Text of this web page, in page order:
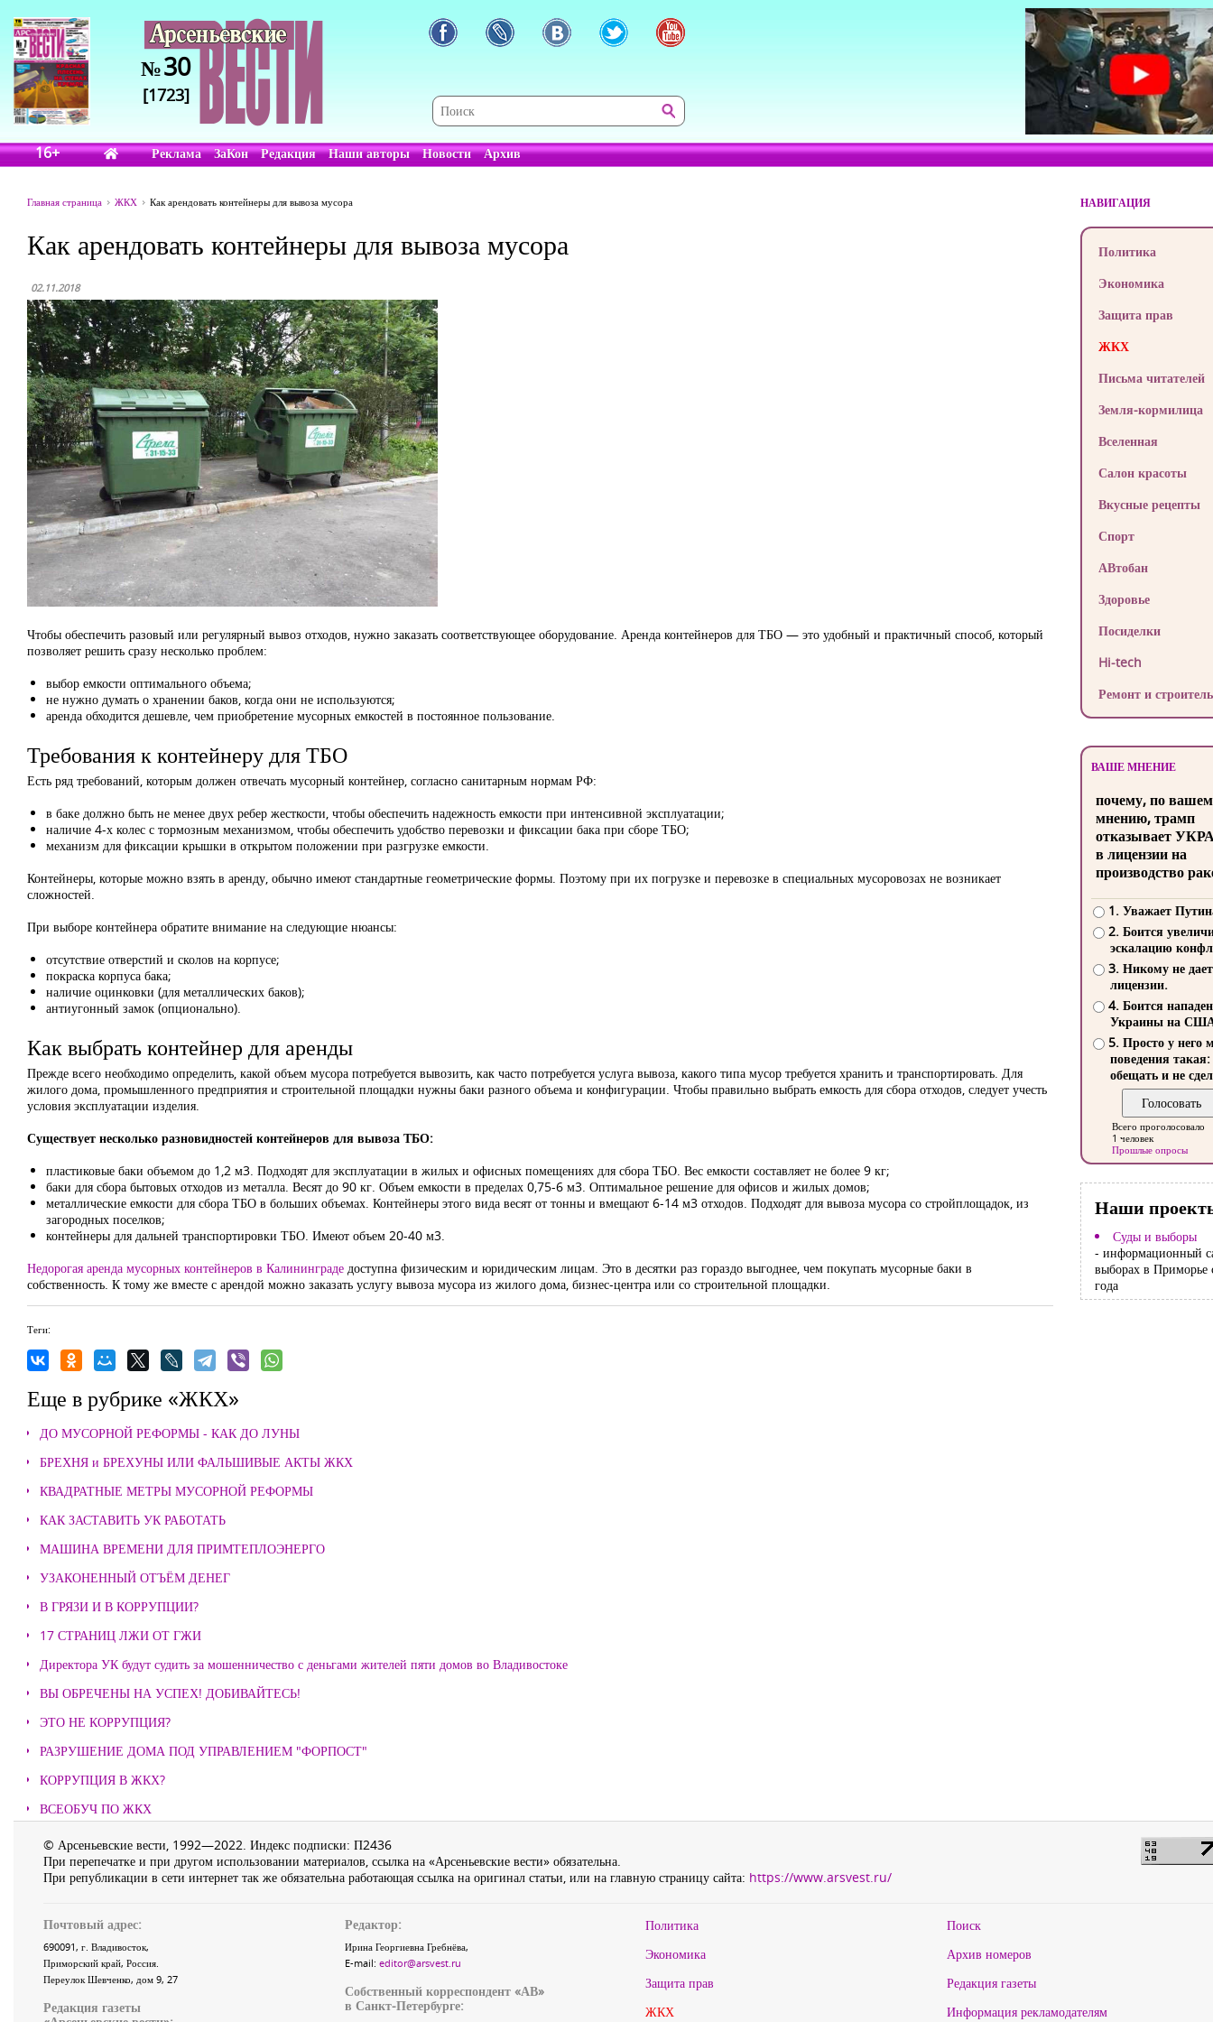
№30
[1723]
16+ Реклама ЗаКон Редакция Наши авторы Новости Архив
Главная страница ЖКХ Как арендовать контейнеры для вывоза мусора
Как арендовать контейнеры для вывоза мусора
02.11.2018
Чтобы обеспечить разовый или регулярный вывоз отходов, нужно заказать соответствующее оборудование. Аренда контейнеров для ТБО — это удобный и практичный способ, который
позволяет решить сразу несколько проблем:
выбор емкости оптимального объема;
не нужно думать о хранении баков, когда они не используются;
аренда обходится дешевле, чем приобретение мусорных емкостей в постоянное пользование.
Требования к контейнеру для ТБО
Есть ряд требований, которым должен отвечать мусорный контейнер, согласно санитарным нормам РФ:
в баке должно быть не менее двух ребер жесткости, чтобы обеспечить надежность емкости при интенсивной эксплуатации;
наличие 4-х колес с тормозным механизмом, чтобы обеспечить удобство перевозки и фиксации бака при сборе ТБО;
механизм для фиксации крышки в открытом положении при разгрузке емкости.
Контейнеры, которые можно взять в аренду, обычно имеют стандартные геометрические формы. Поэтому при их погрузке и перевозке в специальных мусоровозах не возникает
сложностей.
При выборе контейнера обратите внимание на следующие нюансы:
отсутствие отверстий и сколов на корпусе;
покраска корпуса бака;
наличие оцинковки (для металлических баков);
антиугонный замок (опционально).
Как выбрать контейнер для аренды
Прежде всего необходимо определить, какой объем мусора потребуется вывозить, как часто потребуется услуга вывоза, какого типа мусор требуется хранить и транспортировать. Для
жилого дома, промышленного предприятия и строительной площадки нужны баки разного объема и конфигурации. Чтобы правильно выбрать емкость для сбора отходов, следует учесть
условия эксплуатации изделия.
Существует несколько разновидностей контейнеров для вывоза ТБО:
пластиковые баки объемом до 1,2 м3. Подходят для эксплуатации в жилых и офисных помещениях для сбора ТБО. Вес емкости составляет не более 9 кг;
баки для сбора бытовых отходов из металла. Весят до 90 кг. Объем емкости в пределах 0,75-6 м3. Оптимальное решение для офисов и жилых домов;
металлические емкости для сбора ТБО в больших объемах. Контейнеры этого вида весят от тонны и вмещают 6-14 м3 отходов. Подходят для вывоза мусора со стройплощадок, из
загородных поселков;
контейнеры для дальней транспортировки ТБО. Имеют объем 20-40 м3.
Недорогая аренда мусорных контейнеров в Калининграде доступна физическим и юридическим лицам. Это в десятки раз гораздо выгоднее, чем покупать мусорные баки в
собственность. К тому же вместе с арендой можно заказать услугу вывоза мусора из жилого дома, бизнес-центра или со строительной площадки.
Теги:
Еще в рубрике «ЖКХ»
ДО МУСОРНОЙ РЕФОРМЫ - КАК ДО ЛУНЫ
БРЕХНЯ и БРЕХУНЫ ИЛИ ФАЛЬШИВЫЕ АКТЫ ЖКХ
КВАДРАТНЫЕ МЕТРЫ МУСОРНОЙ РЕФОРМЫ
КАК ЗАСТАВИТЬ УК РАБОТАТЬ
МАШИНА ВРЕМЕНИ ДЛЯ ПРИМТЕПЛОЭНЕРГО
УЗАКОНЕННЫЙ ОТЪЁМ ДЕНЕГ
В ГРЯЗИ И В КОРРУПЦИИ?
17 СТРАНИЦ ЛЖИ ОТ ГЖИ
Директора УК будут судить за мошенничество с деньгами жителей пяти домов во Владивостоке
ВЫ ОБРЕЧЕНЫ НА УСПЕХ! ДОБИВАЙТЕСЬ!
ЭТО НЕ КОРРУПЦИЯ?
РАЗРУШЕНИЕ ДОМА ПОД УПРАВЛЕНИЕМ "ФОРПОСТ"
КОРРУПЦИЯ В ЖКХ?
ВСЕОБУЧ ПО ЖКХ
НАВИГАЦИЯ
Политика
Экономика
Защита прав
ЖКХ
Письма читателей
Земля-кормилица
Вселенная
Салон красоты
Вкусные рецепты
Спорт
АВтобан
Здоровье
Посиделки
Hi-tech
Ремонт и
ВАШЕ МНЕНИЕ
почему, по
мнению, трамп
отказывает
в лицензии на
производство
1. Уважает
2. Боится
эскалацию
3. Никому не
лицензии.
4. Боится
Украины на
5. Просто у него
поведения такая:
обещать и не
Всего проголосовало
1 человек
Прошлые опросы
Наши
Суды и выборы
- информационный
выборах в Приморье
года
© Арсеньевские вести, 1992—2022. Индекс подписки: П2436
При перепечатке и при другом использовании материалов, ссылка на «Арсеньевские вести» обязательна.
При републикации в сети интернет так же обязательна работающая ссылка на оригинал статьи, или на главную страницу сайта: https://www.arsvest.ru/
Почтовый адрес:
690091, г. Владивосток,
Приморский край, Россия.
Переулок Шевченко, дом 9, 27
Редакция газеты
Редактор:
Ирина Георгиевна Гребнёва,
E-mail: editor@arsvest.ru
Собственный корреспондент «АВ»
в Санкт-Петербурге:
Политика
Экономика
Защита прав
ЖКХ
Поиск
Архив номеров
Редакция газеты
Информация рекламодателям